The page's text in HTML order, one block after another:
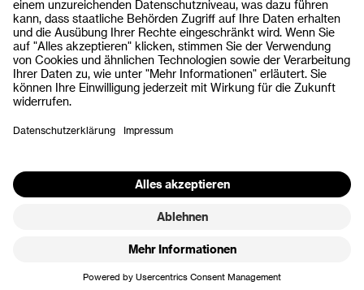
SoftwareOne Verhaltenskodex
Integrity Line
AGB SoftwareOne
Lieferkette
Datenschutzerklärung
Impressum
Kontakt